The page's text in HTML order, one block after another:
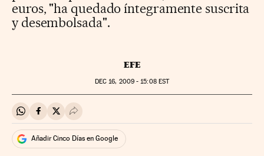
euros, "ha quedado íntegramente suscrita
y desembolsada".
EFE
DEC 16, 2009 - 15:08EST
Compartir en Whatsapp
Compartir en Facebook
Compartir en Twitter
Desplegar Redes Sociales
Añadir Cinco Días en Google